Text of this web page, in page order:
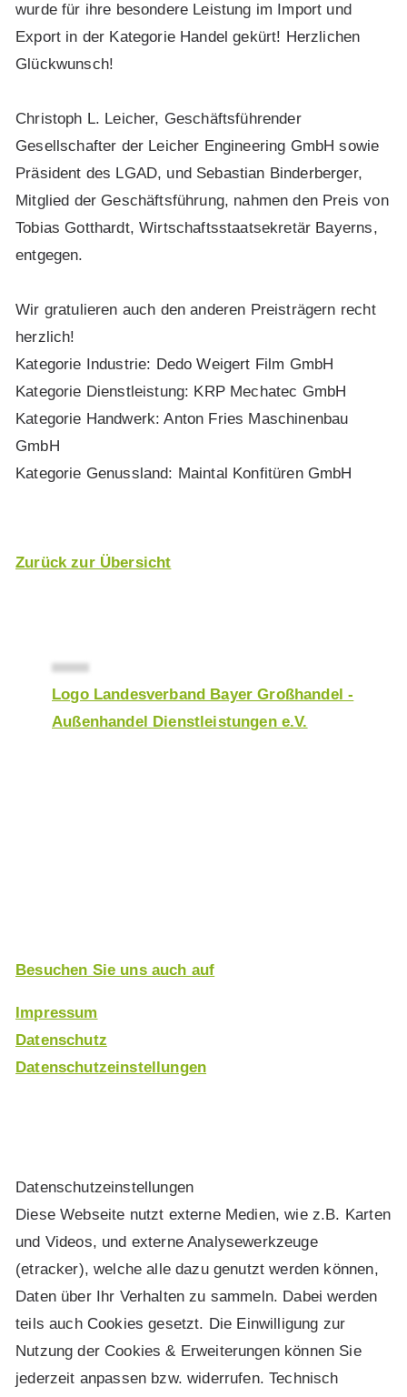
wurde für ihre besondere Leistung im Import und
Export in der Kategorie Handel gekürt! Herzlichen
Glückwunsch!
Christoph L. Leicher, Geschäftsführender
Gesellschafter der Leicher Engineering GmbH sowie
Präsident des LGAD, und Sebastian Binderberger,
Mitglied der Geschäftsführung, nahmen den Preis von
Tobias Gotthardt, Wirtschaftsstaatsekretär Bayerns,
entgegen.
Wir gratulieren auch den anderen Preisträgern recht
herzlich!
Kategorie Industrie: Dedo Weigert Film GmbH
Kategorie Dienstleistung: KRP Mechatec GmbH
Kategorie Handwerk: Anton Fries Maschinenbau
GmbH
Kategorie Genussland: Maintal Konfitüren GmbH
Zurückzur Übersicht
Logo Landesverband Bayer Großhandel -
Außenhandel Dienstleistungen e.V.
Besuchen Sie uns auch auf
Impressum
Datenschutz
Datenschutzeinstellungen
Daten­schutz­ein­stel­lun­gen
Diese Webseite nutzt externe Medien, wie z.B. Karten
und Videos, und externe Analysewerkzeuge
(etracker), welche alle dazu genutzt werden können,
Daten über Ihr Verhalten zu sammeln. Dabei werden
teils auch Cookies gesetzt. Die Einwilligung zur
Nutzung der Cookies & Erweiterungen können Sie
jederzeit anpassen bzw. widerrufen. Technisch